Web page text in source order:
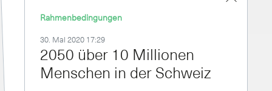
Dienstleistungen
Mitgliedschaft
Wissen
Newsroom
Rahmenbedingungen
30. Mai 2020 17:29
2050 über 10 Mil­lio­nen
Men­schen in der Schweiz